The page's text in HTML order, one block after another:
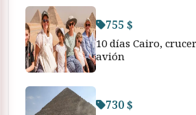
755 $
10 días Cairo,
avión
730 $